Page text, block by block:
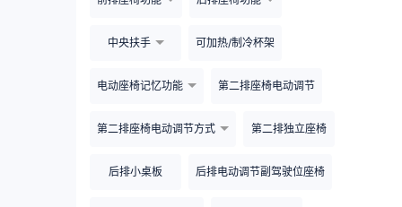
中央扶手 可加热/制冷杯架
电动座椅记忆功能 第二排座椅电动调节
第二排座椅电动调节方式 第二排独立座椅
后排小桌板 后排电动调节副驾驶位座椅